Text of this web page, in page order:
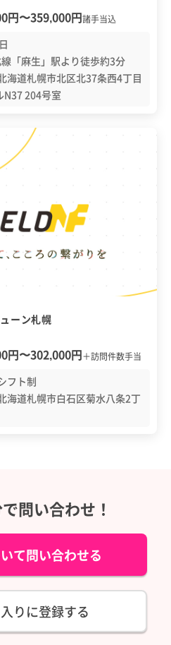
円〜359,000円諸手当込
「麻生」駅より徒歩約3分
海道札幌市北区北37条西4丁目
N37 204号室
ーン札幌
円〜302,000円＋訪問件数手当
フト制
海道札幌市白石区菊水八条2丁
問い合わせ！
て問い合わせる
りに登録する